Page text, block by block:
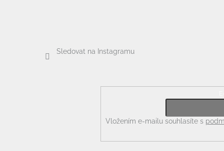
Sledovat na Instagramu
Vložením e-mailu souhlasíte s